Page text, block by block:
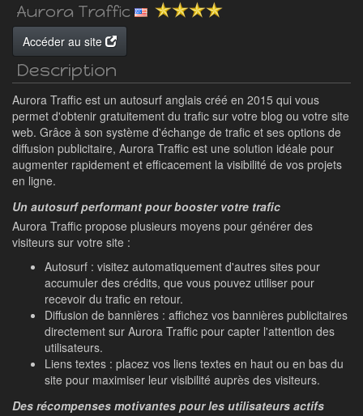
Aurora Traffic
Accéder au site
Description
Aurora Traffic est un autosurf anglais créé en 2015 qui vous
permet d'obtenir gratuitement du trafic sur votre blog ou votre site
web. Grâce à son système d'échange de trafic et ses options de
diffusion publicitaire, Aurora Traffic est une solution idéale pour
augmenter rapidement et efficacement la visibilité de vos projets
en ligne.
Un autosurf performant pour booster votre trafic
Aurora Traffic propose plusieurs moyens pour générer des
visiteurs sur votre site :
Autosurf : visitez automatiquement d'autres sites pour
accumuler des crédits, que vous pouvez utiliser pour
recevoir du trafic en retour.
Diffusion de bannières : affichez vos bannières publicitaires
directement sur Aurora Traffic pour capter l'attention des
utilisateurs.
Liens textes : placez vos liens textes en haut ou en bas du
site pour maximiser leur visibilité auprès des visiteurs.
Des récompenses motivantes pour les utilisateurs actifs